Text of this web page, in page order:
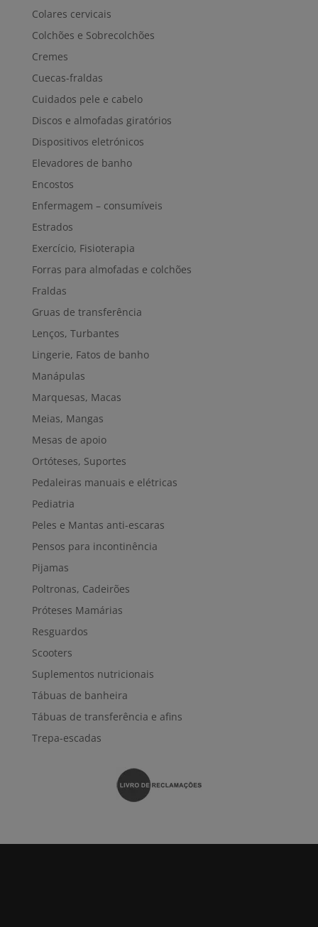
Colares cervicais
Colchões e Sobrecolchões
Cremes
Cuecas-fraldas
Cuidados pele e cabelo
Discos e almofadas giratórios
Dispositivos eletrónicos
Elevadores de banho
Encostos
Enfermagem – consumíveis
Estrados
Exercício, Fisioterapia
Forras para almofadas e colchões
Fraldas
Gruas de transferência
Lenços, Turbantes
Lingerie, Fatos de banho
Manápulas
Marquesas, Macas
Meias, Mangas
Mesas de apoio
Ortóteses, Suportes
Pedaleiras manuais e elétricas
Pediatria
Peles e Mantas anti-escaras
Pensos para incontinência
Pijamas
Poltronas, Cadeirões
Próteses Mamárias
Resguardos
Scooters
Suplementos nutricionais
Tábuas de banheira
Tábuas de transferência e afins
Trepa-escadas